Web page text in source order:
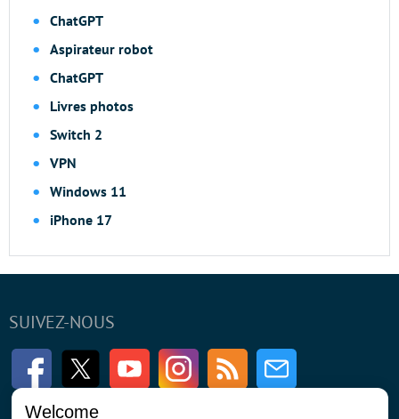
ChatGPT
Aspirateur robot
ChatGPT
Livres photos
Switch 2
VPN
Windows 11
iPhone 17
SUIVEZ-NOUS
FacebookTwitter Youtube InstagramRSS Newsletter
Welcome